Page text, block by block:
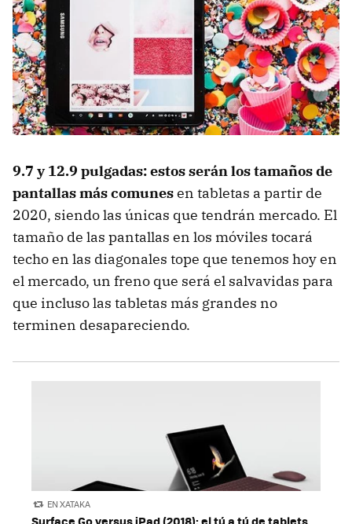
9.7 y 12.9 pulgadas: estos serán los tamaños de
pantallas más comunesen tabletas a partir de
2020, siendo las únicas que tendrán mercado. El
tamaño de las pantallas en los móviles tocará
techo en las diagonales tope que tenemos hoy en
el mercado, un freno que será el salvavidas para
que incluso las tabletas más grandes no
terminen desapareciendo.
EN XATAKA